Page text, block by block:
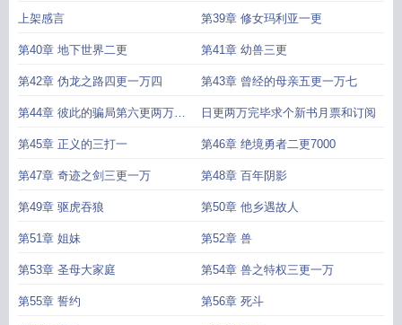
上架感言 第39章 修女玛利亚一更
第40章 地下世界二更 第41章 幼兽三更
第42章 伪龙之路四更一万四 第43章 曾经的母亲五更一万七
第44章 彼此的骗局第六更两万完
成
日更两万完毕求个新书月票和订阅
第45章 正义的三打一 第46章 绝境勇者二更7000
第47章 奇迹之剑三更一万 第48章 百年阴影
第49章 驱虎吞狼 第50章 他乡遇故人
第51章 姐妹 第52章 兽
第53章 圣母大家庭 第54章 兽之特权三更一万
第55章 誓约 第56章 死斗